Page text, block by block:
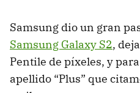
Samsung dio un gran
Samsung Galaxy S2,
Pentile de píxeles, y
apellido “Plus” que